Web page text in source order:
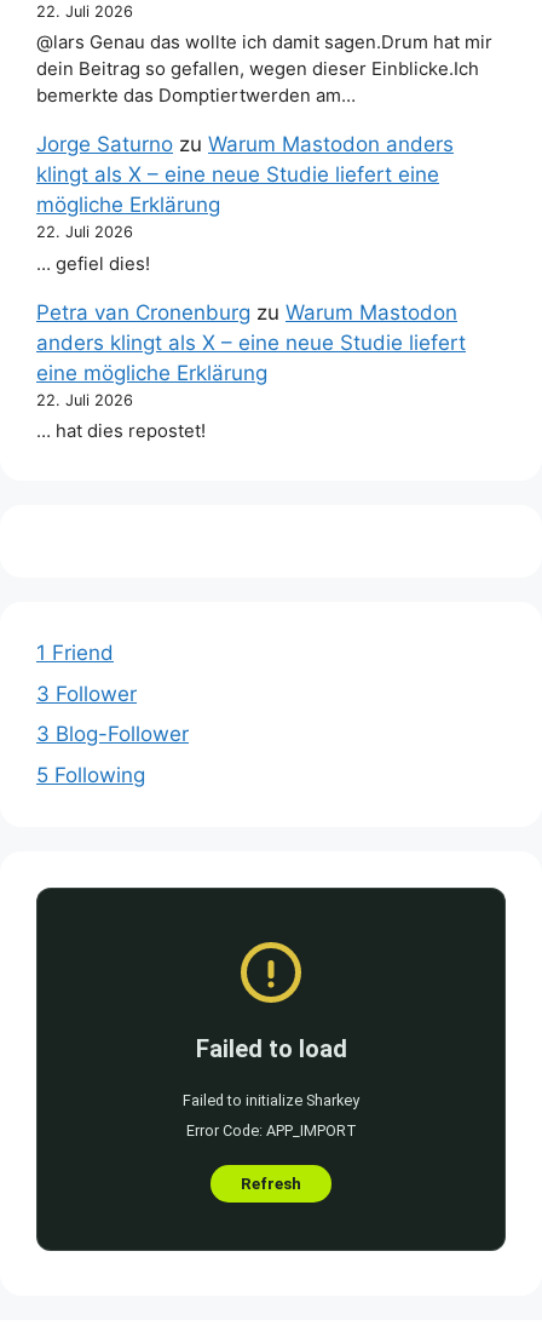
22. Juli 2026
@lars Genau das wollte ich damit sagen.Drum hat mir
dein Beitrag so gefallen, wegen dieser Einblicke.Ich
bemerkte das Domptiertwerden am…
Jorge Saturno zu Warum Mastodon anders
klingt als X – eine neue Studie liefert eine
mögliche Erklärung
22. Juli 2026
… gefiel dies!
Petra van Cronenburg zu Warum Mastodon
anders klingt als X – eine neue Studie liefert
eine mögliche Erklärung
22. Juli 2026
… hat dies repostet!
1 Friend
3 Follower
3 Blog-Follower
5 Following